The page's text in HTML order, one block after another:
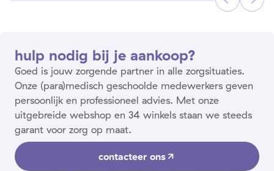
hulp nodig bij je aankoop?
Goed is jouw zorgende partner in alle zorgsituaties.
Onze (para)medisch geschoolde medewerkers geven
persoonlijk en professioneel advies. Met onze
uitgebreide webshop en 34 winkels staan we steeds
garant voor zorg op maat.
contacteer ons